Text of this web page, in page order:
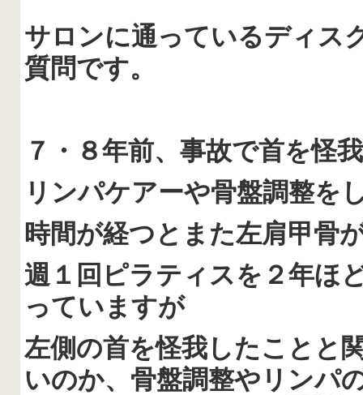
サロンに通っているディス
質問です。
７・８年前、事故で首を怪
リンパケアーや骨盤調整を
時間が経つとまた左肩甲骨
週１回ピラティスを２年ほ
っていますが
左側の首を怪我したことと
いのか、骨盤調整やリンパ